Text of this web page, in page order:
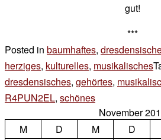
gut!
***
Posted in baumhaftes,
herziges, kulturelles, musikalisches
dresdensisches, gehörtes,
R4PUN2EL, schönes
a
Comment
November
M
D M D